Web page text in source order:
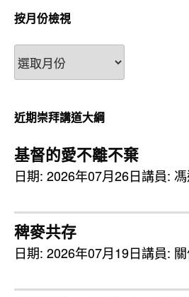
按月份檢視
按
月
檢
視
近期崇拜講道大綱
基督的愛不離不棄
日期: 2026年07月26日講員:
稗麥共存
日期: 2026年07月19日講員: